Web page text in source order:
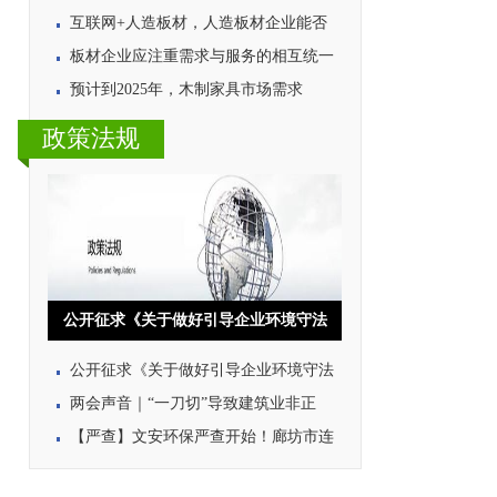
互联网+人造板材，人造板材企业能否
板材企业应注重需求与服务的相互统一
预计到2025年，木制家具市场需求
政策法规
公开征求《关于做好引导企业环境守法
公开征求《关于做好引导企业环境守法
两会声音｜“一刀切”导致建筑业非正
【严查】文安环保严查开始！廊坊市连